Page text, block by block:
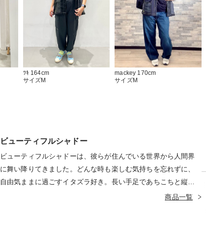
ﾂｷ 164cm
サイズM
mackey 170cm
サイズM
ビューティフルシャドー
ビューティフルシャドーは、彼らが住んでいる世界から人間界
に舞い降りてきました。どんな時も楽しむ気持ちを忘れずに、
自由気ままに過ごすイタズラ好き。長い手足であちこちと縦横
無尽に動き回ります。基本は黒色ですが、時としてカラフルな
商品一覧